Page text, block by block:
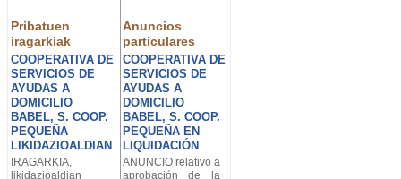
Pribatuen
iragarkiak
COOPERATIVA DE
SERVICIOS DE
AYUDAS A
DOMICILIO
BABEL, S. COOP.
PEQUEÑA
LIKIDAZIOALDIAN
Anuncios
particulares
COOPERATIVA DE
SERVICIOS DE
AYUDAS A
DOMICILIO
BABEL, S. COOP.
PEQUEÑA EN
LIQUIDACIÓN
IRAGARKIA,
likidazioaldian
ANUNCIO relativo a
aprobación de la